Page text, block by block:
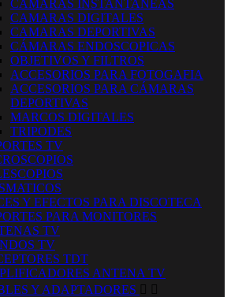
CAMARAS INSTANTANEAS
CAMARAS DIGITALES
CAMARAS DEPORTIVAS
CÁMARAS ENDOSCOPICAS
OBJETIVOS Y FILTROS
ACCESORIOS PARA FOTOGAFIA
ACCESORIOS PARA CÁMARAS
DEPORTIVAS
MARCOS DIGITALES
TRIPODES
TV
Y EFECTOS PARA DISCOTECA
PARA MONITORES
TV
TV
TDT
ANTENA TV
Y ADAPTADORES  